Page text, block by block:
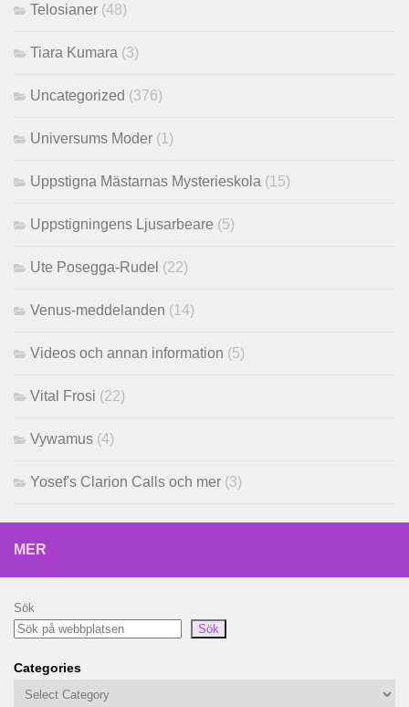
Telosianer (48)
Tiara Kumara (3)
Uncategorized (376)
Universums Moder (1)
Uppstigna Mästarnas Mysterieskola (15)
Uppstigningens Ljusarbeare (5)
Ute Posegga-Rudel (22)
Venus-meddelanden (14)
Videos och annan information (5)
Vital Frosi (22)
Vywamus (4)
Yosef's Clarion Calls och mer (3)
MER
Sök
Sök
Categories